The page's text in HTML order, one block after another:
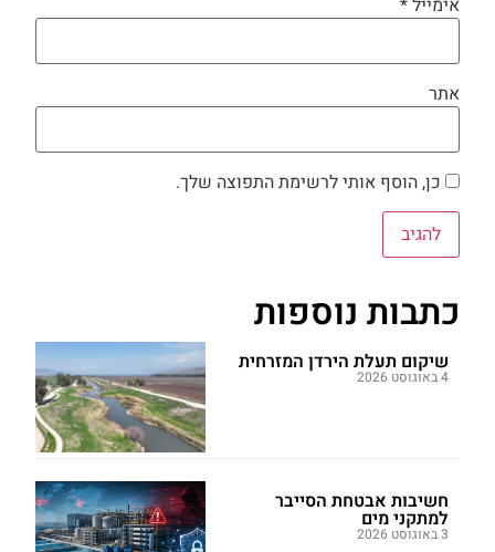
אתר
כן, הוסף אותי לרשימת התפוצה שלך.
כתבות נוספות
שיקום תעלת הירדן המזרחית
4 באוגוסט 2026
חשיבות אבטחת הסייבר
למתקני מים
3 באוגוסט 2026